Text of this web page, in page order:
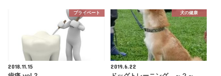
プライベート
2018.11.15
犬の健康
2019.6.22